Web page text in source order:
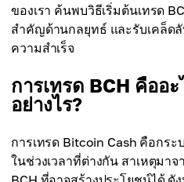
ของเรา ค้นพบวิธีเริ่มต้นเทรด
สำคัญด้านกลยุทธ์ และรับเคล็ด
ความสำเร็จ
การเทรด BCH คืออ
อย่างไร?
การเทรด Bitcoin Cash คือกร
ในช่วงเวลาที่ต่างกัน สาเหตุมา